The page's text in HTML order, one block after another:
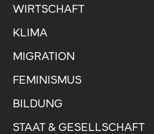
WIRTSCHAFT
KLIMA
MIGRATION
FEMINISMUS
BILDUNG
STAAT & GESELLSCHAFT